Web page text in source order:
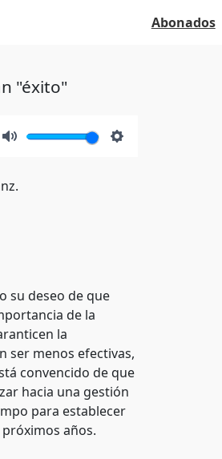
Abonados
"éxito"
su deseo de que
de la
la
ser menos efectivas,
convencido de que
hacia una gestión
para establecer
años.